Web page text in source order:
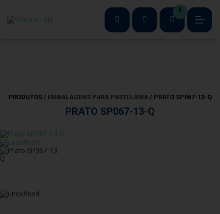
0
PRODUTOS / EMBALAGENS PARA PASTELARIA / PRATO SP067-13-Q
PRATO SP067-13-Q